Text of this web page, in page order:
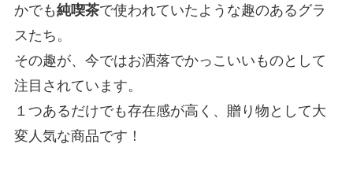
かでも純喫茶で使われていたような趣のあるグラ
スたち。
その趣が、今ではお洒落でかっこいいものとして
注目されています。
１つあるだけでも存在感が高く、贈り物として大
変人気な商品です！